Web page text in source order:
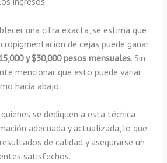
una cifra exacta, se estima que
de cejas puede ganar
y $30,000 pesos mensuales. Sin
mencionar que esto puede variar
hacia abajo.
se dediquen a esta técnica
adecuada y actualizada, lo que
de calidad y asegurarse un
satisfechos.